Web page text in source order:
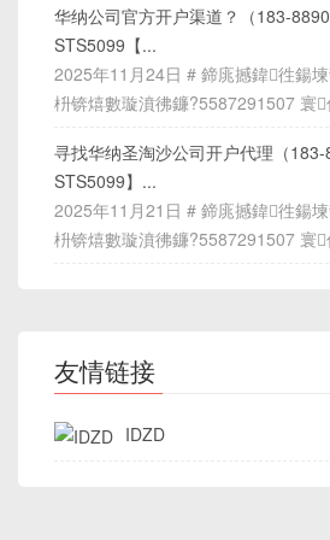
华纳公司官方开户渠道？（183-
STS5099【...
2025年11月24日 # 鍗庣撼鍏徃鍚
枡锛熺數璇濆彿鐮?5587291507 寰
寻找华纳圣淘沙公司开户代理（
STS5099】...
2025年11月21日 # 鍗庣撼鍏徃鍚
枡锛熺數璇濆彿鐮?5587291507 寰
友情链接
IDZD